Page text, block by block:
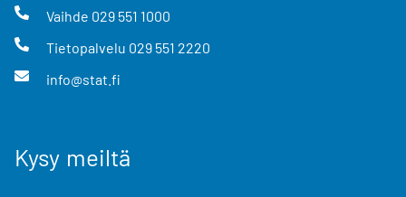
Vaihde 029 551 1000
Tietopalvelu 029 551 2220
info@stat.fi
Kysy meiltä